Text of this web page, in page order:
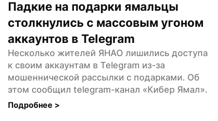
Падкие на подарки ямальцы
столкнулись с массовым угоном
аккаунтов в Telegram
Несколько жителей ЯНАО лишились доступа
к своим аккаунтам в Telegram из-за
мошеннической рассылки с подарками. Об
этом сообщил telegram-канал «Кибер Ямал».
Подробнее >